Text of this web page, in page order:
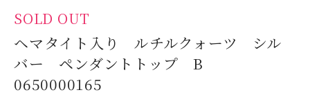
SOLD OUT
ヘマタイト入り ルチルクォーツ シル
バー ペンダントトップ B
0650000165